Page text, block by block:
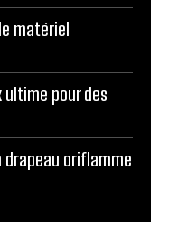
matériel
ultime pour des
drapeau oriflamme